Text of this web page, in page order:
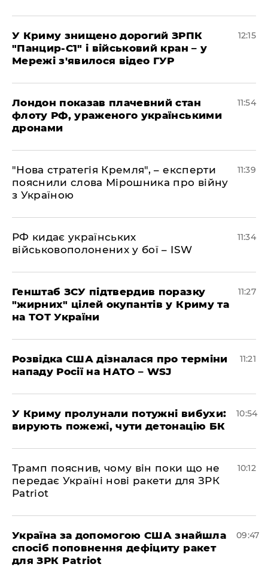
У Криму знищено дорогий ЗРПК
"Панцир-С1" і військовий кран – у
Мережі з'явилося відео ГУР
12:15
Лондон показав плачевний стан
флоту РФ, ураженого українськими
дронами
11:54
"Нова стратегія Кремля", – експерти
пояснили слова Мірошника про війну
з Україною
11:39
РФ кидає українських
військовополонених у бої – ISW
11:34
Генштаб ЗСУ підтвердив поразку
"жирних" цілей окупантів у Криму та
на ТОТ України
11:27
Розвідка США дізналася про терміни
нападу Росії на НАТО – WSJ
11:21
У Криму пролунали потужні вибухи:
вирують пожежі, чути детонацію БК
10:54
Трамп пояснив, чому він поки що не
передає Україні нові ракети для ЗРК
Patriot
10:12
Україна за допомогою США знайшла
спосіб поповнення дефіциту ракет
для ЗРК Patriot
09:47